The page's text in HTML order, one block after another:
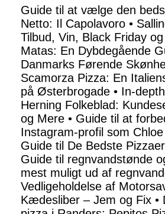
Guide til at vælge den
Netto: Il Capolavoro •
Tilbud, Vin, Black Friday
Matas: En Dybdegående
Danmarks Førende
Scamorza Pizza: En
på Østerbrogade • In-
Herning Folkeblad:
og Mere • Guide til at
Instagram-profil som
Guide til De Bedste
Guide til regnvandstønde
mest muligt ud af
Vedligeholdelse af
Kædesliber – Jem og Fix •